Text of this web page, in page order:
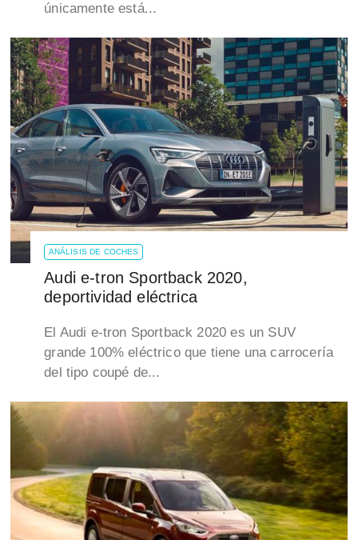
únicamente está...
ANÁLISIS DE COCHES
Audi e-tron Sportback 2020,
deportividad eléctrica
El Audi e-tron Sportback 2020 es un SUV
grande 100% eléctrico que tiene una carrocería
del tipo coupé de...